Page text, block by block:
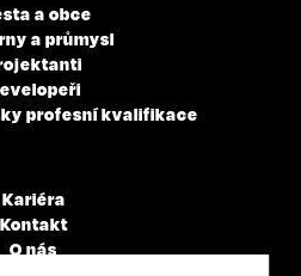
a obce
a průmysl
profesní kvalifikace
Kariéra
Kontakt
O nás